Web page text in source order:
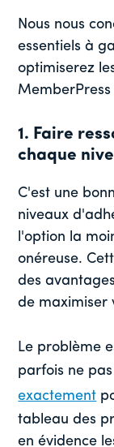
Nous nous
essentiels à
optimiserez
1. Faire
chaque
C'est une
niveaux
l'option la
onéreuse.
des
de maximiser
Le problème
parfois ne
exactement
tableau des
en évidence